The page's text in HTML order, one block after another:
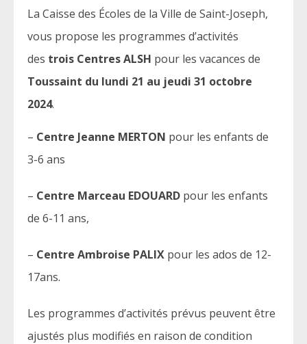
La Caisse des Écoles de la Ville de Saint-Joseph,
vous propose les programmes d’activités
des trois Centres ALSH pour les vacances de
Toussaint du lundi 21 au jeudi 31 octobre
2024.
– Centre Jeanne MERTON pour les enfants de
3-6 ans
– Centre Marceau EDOUARD pour les enfants
de 6-11 ans,
– Centre Ambroise PALIX pour les ados de 12-
17ans.
Les programmes d’activités prévus peuvent être
ajustés plus modifiés en raison de condition